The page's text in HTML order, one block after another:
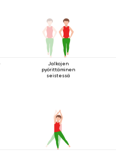
Jalkojen
pyörittäminen
seistessä